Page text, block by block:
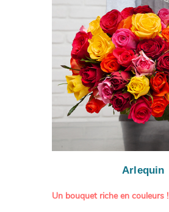
Arlequin
Un bouquet riche en couleurs !